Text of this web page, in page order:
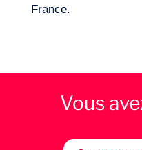
France.
Vous